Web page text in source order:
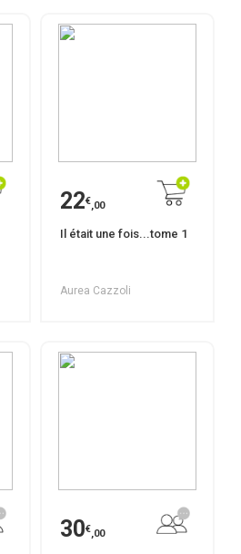
22€,00
Il était une fois...tome 1
Aurea Cazzoli
30€,00